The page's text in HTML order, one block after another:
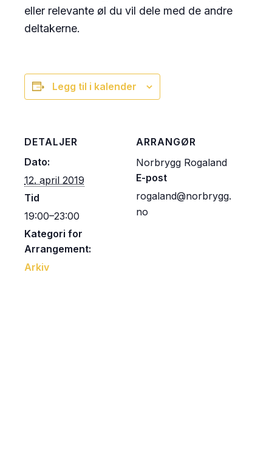
eller relevante øl du vil dele med de andre
deltakerne.
Legg til i kalender
DETALJER
Dato:
12. april 2019
Tid
19:00–23:00
Kategori for
Arrangement:
Arkiv
ARRANGØR
Norbrygg Rogaland
E-post
rogaland@norbrygg.
no